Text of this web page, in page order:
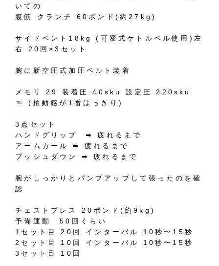
いての
腹筋
クランチ 60 ポンド (約 27kg)
サイドベント 18kg ( 可変式ケトルベル使用 ) 左
右
20 回 ×3 セット
腕に新空圧式加圧ベルト装着
メモリ 29 装着圧 40sku 設定圧
220sku
☜
( 拍動感が 1 番はっきり )
3 点セット
ハンドグリップ
➡︎
疲れるまで
アームカール
➡︎
疲れるまで
プッシュダウン
➡︎ 疲れるまで
腕がしっかりとパンプアップして張ったのを確
認
チェストプレス 20 ポンド (約9kg)
予備運動50 回くらい
1 セット目 20 回 インターバル 10秒〜 15 秒
2 セット目 10 回 インターバル 10秒〜 15 秒
3 セット目 10 回